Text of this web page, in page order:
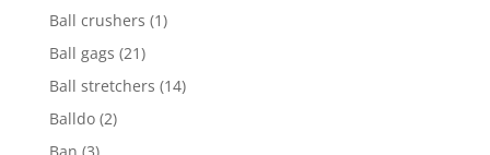
Ball crushers (1)
Ball gags (21)
Ball stretchers (14)
Balldo (2)